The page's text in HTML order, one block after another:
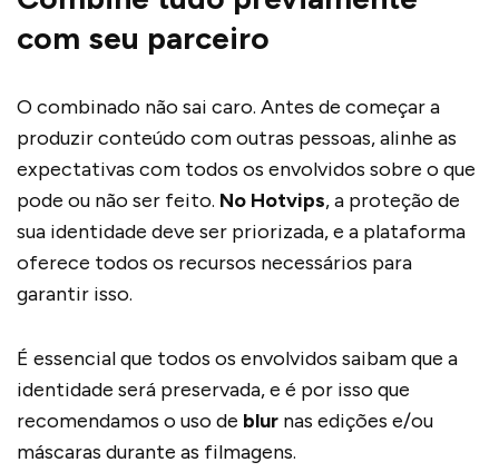
com seu parceiro
O combinado não sai caro. Antes de começar a
produzir conteúdo com outras pessoas, alinhe as
expectativas com todos os envolvidos sobre o que
pode ou não ser feito. No Hotvips, a proteção de
sua identidade deve ser priorizada, e a plataforma
oferece todos os recursos necessários para
garantir isso.
É essencial que todos os envolvidos saibam que a
identidade será preservada, e é por isso que
recomendamos o uso de blur nas edições e/ou
máscaras durante as filmagens.